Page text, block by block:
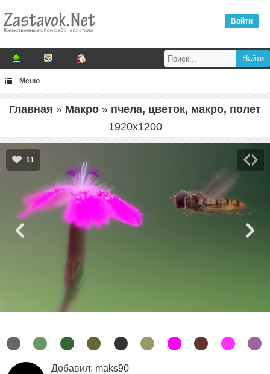
Войти
Меню
Главная » Макро » пчела, цветок, макро, полет
1920x1200
11
Добавил: maks90